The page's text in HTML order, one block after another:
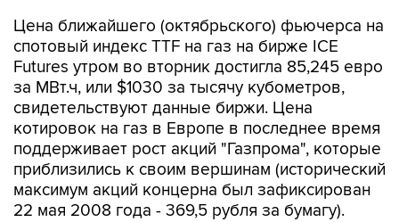
Цена ближайшего (октябрьского) фьючерса на
спотовый индекс TTF на газ на бирже ICE
Futures утром во вторник достигла 85,245 евро
за МВт.ч, или $1030 за тысячу кубометров,
свидетельствуют данные биржи. Цена
котировок на газ в Европе в последнее время
поддерживает рост акций "Газпрома", которые
приблизились к своим вершинам (исторический
максимум акций концерна был зафиксирован
22 мая 2008 года - 369,5 рубля за бумагу).